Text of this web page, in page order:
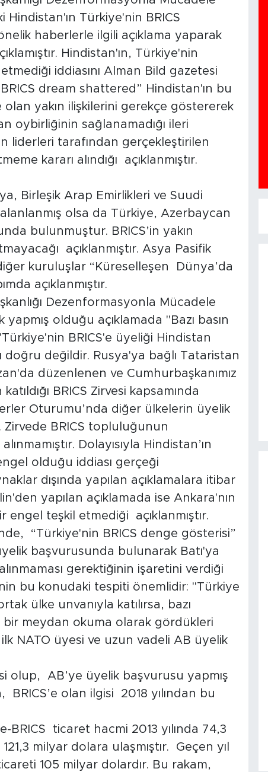
Hindistan'ın Türkiye'nin BRICS
haberlerle ilgili açıklama yaparak
Hindistan'ın, Türkiye'nin
iddiasını Alman Bild gazetesi
dream shattered” Hindistan'ın bu
olan yakın ilişkilerini gerekçe göstererek
oybirliğinin sağlanamadığı ileri
liderleri tarafından gerçekleştirilen
kararı alındığı açıklanmıştır.
Birleşik Arap Emirlikleri ve Suudi
olsa da Türkiye, Azerbaycan
bulunmuştur. BRICS’in yakın
açıklanmıştır. Asya Pasifik
kuruluşlar “Küreselleşen Dünya’da
açıklanmıştır.
Dezenformasyonla Mücadele
olduğu açıklamada "Bazı basın
BRICS'e üyeliği Hindistan
doğru değildir. Rusya'ya bağlı Tataristan
düzenlenen ve Cumhurbaşkanımız
BRICS Zirvesi kapsamında
Oturumu’nda diğer ülkelerin üyelik
BRICS topluluğunun
Dolayısıyla Hindistan’ın
olduğu iddiası gerçeği
dışında yapılan açıklamalara itibar
yapılan açıklamada ise Ankara'nın
engel teşkil etmediği açıklanmıştır.
“Türkiye'nin BRICS denge gösterisi”
başvurusunda bulunarak Batı'ya
gerektiğinin işaretini verdiği
bu konudaki tespiti önemlidir: "Türkiye
ülke unvanıyla katılırsa, bazı
bir meydan okuma olarak gördükleri
NATO üyesi ve uzun vadeli AB üyelik
olup, AB’ye üyelik başvurusu yapmış
olan ilgisi 2018 yılından bu
BRICS ticaret hacmi 2013 yılında 74,3
milyar dolara ulaşmıştır. Geçen yıl
105 milyar dolardır. Bu rakam,